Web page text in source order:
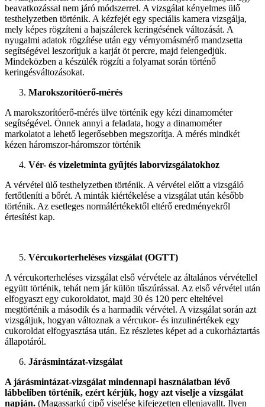
beavatkozással nem járó módszerrel. A vizsgálat kényelmes ülő
testhelyzetben történik. A kézfejét egy speciális kamera vizsgálja,
mely képes rögzíteni a hajszálerek keringésének változását. A
nyugalmi adatok rögzítése után egy vérnyomásmérő mandzsetta
segítségével leszorítjuk a karját öt percre, majd felengedjük.
Mindeközben a készülék rögzíti a folyamat során történő
keringésváltozásokat.
Marokszorítóerő-mérés
A marokszorítóerő-mérés ülve történik egy kézi dinamométer
segítségével. Önnek annyi a feladata, hogy a dinamométer
markolatot a lehető legerősebben megszorítja. A mérés mindkét
kézen háromszor-háromszor történik
Vér- és vizeletminta gyűjtés laborvizsgálatokhoz
A vérvétel ülő testhelyzetben történik. A vérvétel előtt a vizsgáló
fertőtleníti a bőrét. A minták kiértékelése a vizsgálat után később
történik. Az esetleges normálértékektől eltérő eredményekről
értesítést kap.
Vércukorterheléses vizsgálat (OGTT)
A vércukorterheléses vizsgálat első vérvétele az általános vérvétellel
együtt történik, tehát nem jár külön tűszúrással. Az első vérvétel után
elfogyaszt egy cukoroldatot, majd 30 és 120 perc elteltével
megtörténik a második és a harmadik vérvétel. A vizsgálat során azt
vizsgáljuk, hogyan változnak a vércukor- és inzulinértékek egy
cukoroldat elfogyasztása után. Ez részletes képet ad a cukorháztartás
állapotáról.
Járásmintázat-vizsgálat
A járásmintázat-vizsgálat mindennapi használatban lévő
lábbeliben történik, ezért kérjük, hogy azt viselje a vizsgálat
napján. (Magassarkú cipő viselése kifejezetten ellenjavallt. Ilyen